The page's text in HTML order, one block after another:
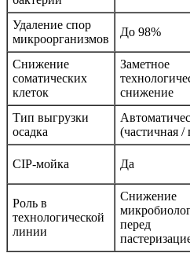
Удаление спор
микроорганизмов
До 98%
Снижение
соматических
клеток
Заметное
снижение
Тип выгрузки
осадка
(частичная /
CIP-мойка Да
Роль в
технологической
линии
Снижение
перед